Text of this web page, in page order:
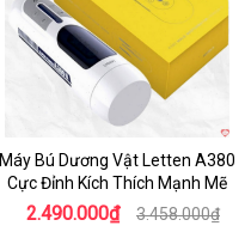
Máy Bú Dương Vật Letten A380
Cực Đỉnh Kích Thích Mạnh Mẽ
2.490.000₫ 3.458.000₫